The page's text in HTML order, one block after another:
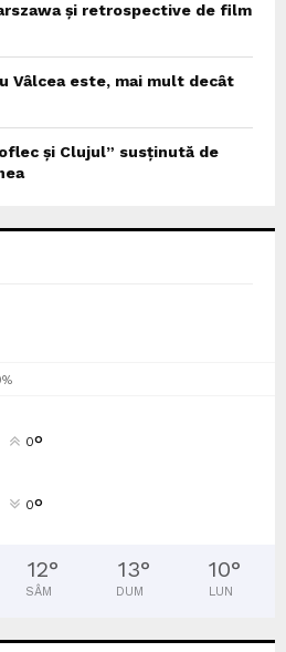
și retrospective de film
Vâlcea este, mai mult decât
și Clujul” susținută de
0°
0°
12°
SÂM
13°
DUM
10°
LUN